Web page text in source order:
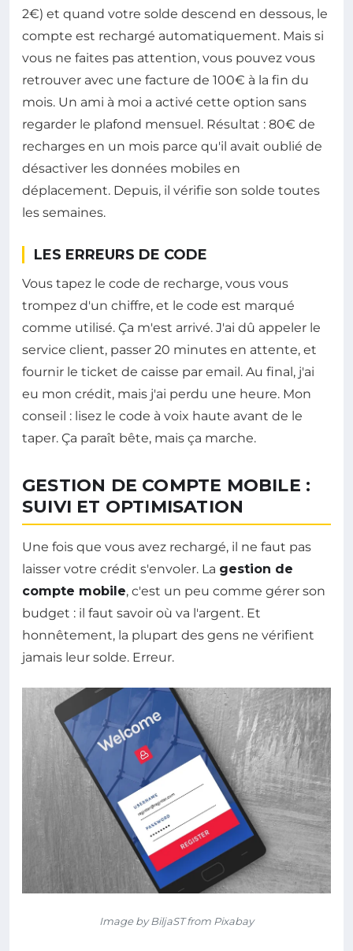
2€) et quand votre solde descend en dessous, le
compte est rechargé automatiquement. Mais si
vous ne faites pas attention, vous pouvez vous
retrouver avec une facture de 100€ à la fin du
mois. Un ami à moi a activé cette option sans
regarder le plafond mensuel. Résultat : 80€ de
recharges en un mois parce qu'il avait oublié de
désactiver les données mobiles en
déplacement. Depuis, il vérifie son solde toutes
les semaines.
LES ERREURS DE CODE
Vous tapez le code de recharge, vous vous
trompez d'un chiffre, et le code est marqué
comme utilisé. Ça m'est arrivé. J'ai dû appeler le
service client, passer 20 minutes en attente, et
fournir le ticket de caisse par email. Au final, j'ai
eu mon crédit, mais j'ai perdu une heure. Mon
conseil : lisez le code à voix haute avant de le
taper. Ça paraît bête, mais ça marche.
GESTION DE COMPTE MOBILE :
SUIVI ET OPTIMISATION
Une fois que vous avez rechargé, il ne faut pas
laisser votre crédit s'envoler. La gestion de
compte mobile, c'est un peu comme gérer son
budget : il faut savoir où va l'argent. Et
honnêtement, la plupart des gens ne vérifient
jamais leur solde. Erreur.
Image by BiljaST from Pixabay